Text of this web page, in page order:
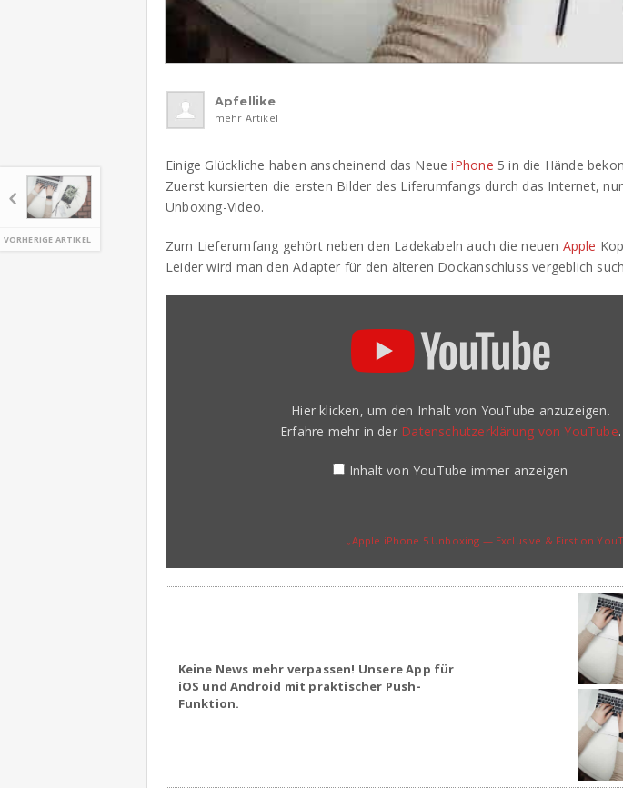
VORHERIGE ARTIKEL
Apfellike
mehr Artikel
Einige Glückliche haben anscheinend das NeueiPhone 5 in die Hände
Zuerst kursierten die ersten Bilder des Liferumfangs durch das Internet,
Unboxing-Video.
Zum Lieferumfang gehört neben den Ladekabeln auch die neuen Apple
Leider wird man den Adapter für den älteren Dockanschluss vergeblich
Hier klicken, um den Inhalt von YouTube anzuzeigen.
Erfahre mehr in der Datenschutzerklärung von YouTube.
Inhalt von YouTube immer anzeigen
„Apple iPhone 5 Unboxing — Exclusive & First on
Keine News mehr verpassen! Unsere App für
iOS und Android mit praktischer Push-
Funktion.